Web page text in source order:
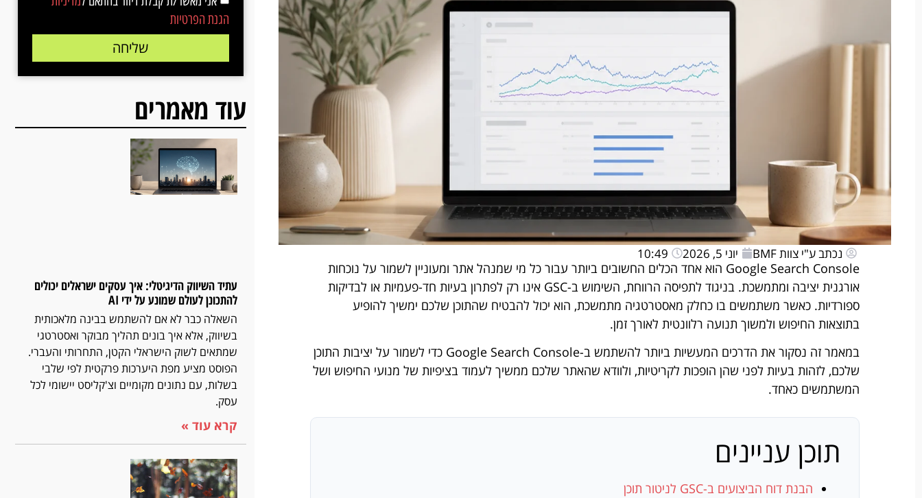
נכתב ע"י צוות BMF יוני 5, 2026 10:49
Google Search Console הוא אחד הכלים החשובים ביותר עבור כל מי שמנהל אתר ומעוניין לשמור על נוכחות
אורגנית יציבה ומתמשכת. בניגוד לתפיסה הרווחת, השימוש ב-GSC אינו רק לפתרון בעיות חד-פעמיות או לבדיקות
ספורדיות. כאשר משתמשים בו כחלק מאסטרטגיה מתמשכת, הוא יכול להבטיח שהתוכן שלכם ימשיך להופיע
בתוצאות החיפוש ולמשוך תנועה רלוונטית לאורך זמן.
במאמר זה נסקור את הדרכים המעשיות ביותר להשתמש ב-Google Search Console כדי לשמור על יציבות התוכן
שלכם, לזהות בעיות לפני שהן הופכות לקריטיות, ולוודא שהאתר שלכם ממשיך לעמוד בציפיות של מנועי החיפוש ושל
המשתמשים כאחד.
תוכן עניינים
הבנת דוח הביצועים ב-GSC לניטור תוכן
הגנת הפרטיות
שליחה
עוד מאמרים
עתיד השיווק הדיגיטלי: איך עסקים ישראלים יכולים
להתכונן לעולם שמונע על ידי AI
השאלה כבר לא אם להשתמש בבינה מלאכותית
בשיווק, אלא איך בונים תהליך מבוקר ואסטרטגי
שמתאים לשוק הישראלי הקטן, התחרותי והעברי.
הפוסט מציע מפת היערכות פרקטית לפי שלבי
בשלות, עם נתונים מקומיים וצ'קליסט יישומי לכל
עסק.
קרא עוד »